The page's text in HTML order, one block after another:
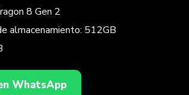
8 Gen 2
almacenamiento: 512GB
WhatsApp